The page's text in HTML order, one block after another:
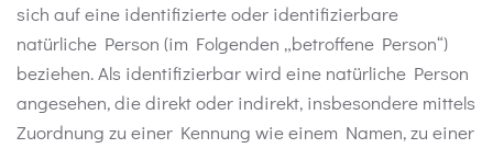
sich auf eine identifizierte oder identifizierbare
natürliche Person (im Folgenden „betroffene Person“)
beziehen. Als identifizierbar wird eine natürliche Person
angesehen, die direkt oder indirekt, insbesondere mittels
Zuordnung zu einer Kennung wie einem Namen, zu einer